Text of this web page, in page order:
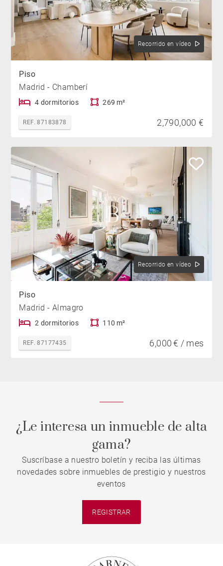
Recorrido en vídeo
Piso
Madrid - Chamberí
4 dormitorios 269 m²
REF. 87183878 2,790,000 €
Recorrido en vídeo
Piso
Madrid - Almagro
2 dormitorios 110 m²
REF. 87177435 6,000 € / mes
¿Le interesa un inmueble de alta
gama?
Suscríbase a nuestro boletín y reciba las últimas
novedades sobre inmuebles de prestigio y nuestros
eventos
REGISTRAR